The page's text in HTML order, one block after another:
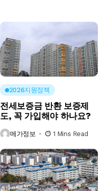
2026지원정책
전세보증금 반환 보증제
도, 꼭 가입해야 하나요?
메가정보 1 Mins Read